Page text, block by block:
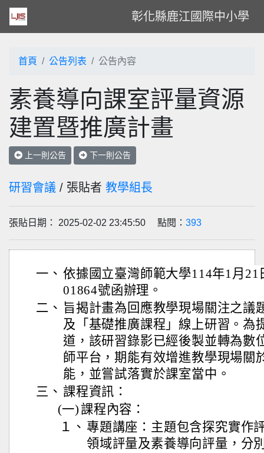
彰化縣鹿江國際中小學
首頁 公告列表 公告內容
素養導向課室評量資源
建置暨推廣計畫
上一則公告 下一則公告
研習會議 / 張貼者 教學組長
張貼日期： 2025-02-02 23:45:50 點閱： 393
一、 依據國立臺灣師範大學114年1月
01864號函辦理。
二、 旨揭計畫為回應教學現場關注之議
及「基礎推廣課程」線上研習。為
道，該研習錄影已經後製並轉為數
師平台，期能有效增進教學現場關
能，並嘗試落實於課室當中。
三、 課程資訊：
(一)課程內容：
１、 專題講座：主題包含探究實作
領域評量及素養導向評量，分